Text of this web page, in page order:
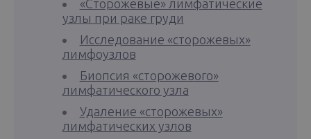
«Сторожевые» лимфатические
узлы при раке груди
Исследование «сторожевых»
лимфоузлов
Биопсия «сторожевого»
лимфатического узла
Удаление «сторожевых»
лимфатических узлов